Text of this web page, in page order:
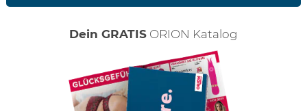
Dein GRATIS ORION Katalog